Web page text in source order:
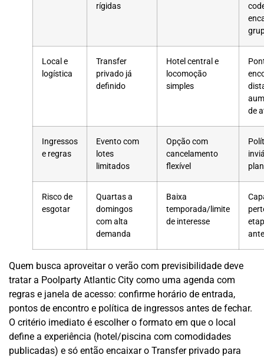
rígidas
Local e
logística
Transfer
privado já
definido
Hotel central e
locomoção
simples
de
Ingressos
e regras
Evento com
lotes
limitados
Opção com
cancelamento
flexível
Risco de
esgotar
Quartas a
domingos
com alta
demanda
Baixa
temporada/limite
de interesse
Quem busca aproveitar o verão com previsibilidade deve
tratar a Poolparty Atlantic City como uma agenda com
regras e janela de acesso: confirme horário de entrada,
pontos de encontro e política de ingressos antes de fechar.
O critério imediato é escolher o formato em que o local
define a experiência (hotel/piscina com comodidades
publicadas) e só então encaixar o Transfer privado para